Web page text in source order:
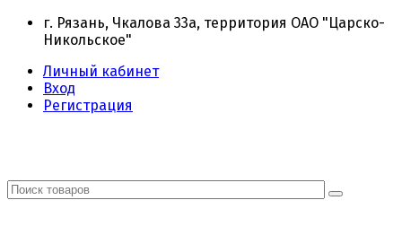
г. Рязань, Чкалова 33а, территория ОАО "Царско-
Никольское"
Личный кабинет
Вход
Регистрация